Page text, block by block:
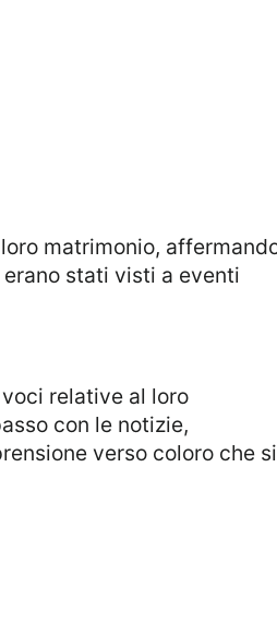
stati visti a eventi
con le notizie,
verso coloro che si